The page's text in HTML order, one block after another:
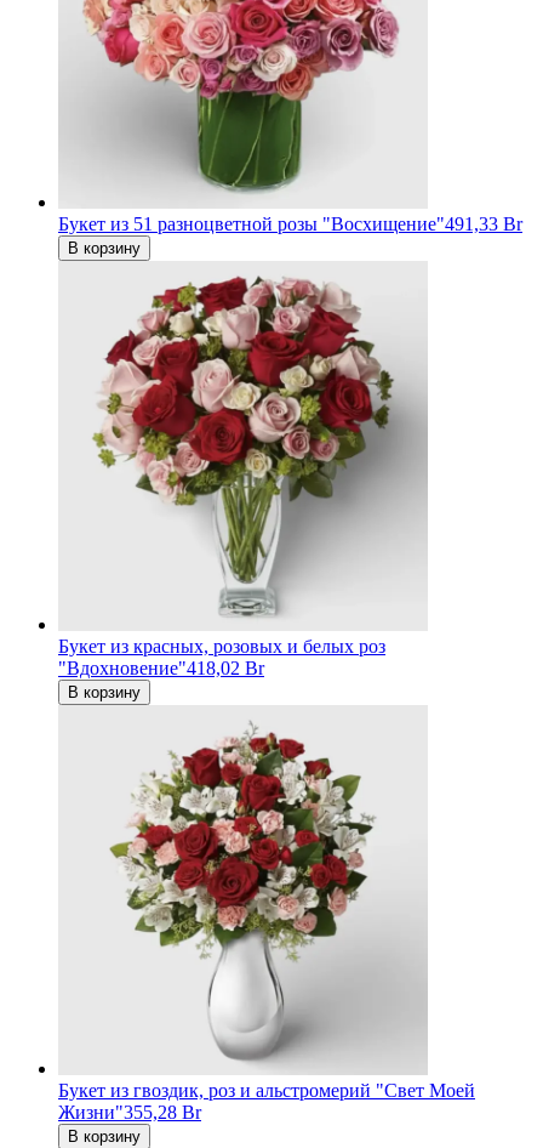
Букет из 51 разноцветной розы "Восхищение"491,33 Br
В корзину
Букет из красных, розовых и белых роз
"Вдохновение"418,02 Br
В корзину
Букет из гвоздик, роз и альстромерий "Свет Моей
Жизни"355,28 Br
В корзину